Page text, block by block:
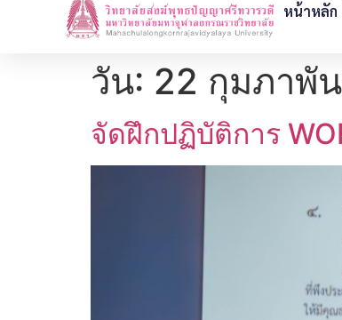
หน้าหลัก
วัน: 22 กุมภาพั
จัดฝึกปฏิบัติการ